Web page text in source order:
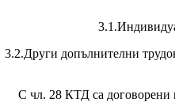
3.2.Други допълнителни
С чл. 28 КТД са договорени